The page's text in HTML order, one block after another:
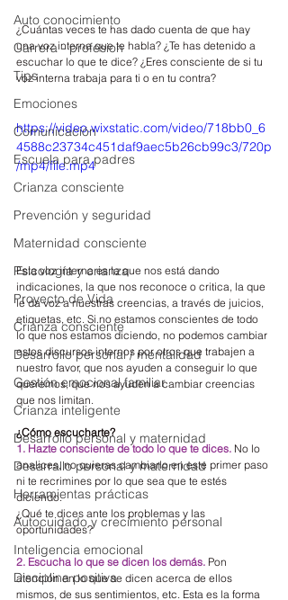
Auto conocimiento
Carrera - profesion
Tips
Emociones
Comunicación
Escuela para padres
Crianza consciente
Prevención y seguridad
Maternidad consciente
Psicología y crianza
Proyecto de Vida
Crianza consciente
Desarrollo personal / mentalidad
Gestión emocional familiar
Crianza inteligente
Desarrollo personal y maternidad
Desarrallo personal y maternidad
Herramientas prácticas
Autocuidado y crecimiento personal
Inteligencia emocional
Disciplina positiva
¿Cuántas veces te has dado cuenta de que hay
una voz interna que te habla? ¿Te has detenido a
escuchar lo que te dice? ¿Eres consciente de si tu
voz interna trabaja para ti o en tu contra?
https://video.wixstatic.com/video/718bb0_6
4588c23734c451daf9aec5b26cb99c3/720p
/mp4/file.mp4
Esta voz interna es la que nos está dando
indicaciones, la que nos reconoce o critica, la que
le da voz a nuestras creencias, a través de juicios,
etiquetas, etc. Si no estamos conscientes de todo
lo que nos estamos diciendo, no podemos cambiar
estos discursos internos por otros que trabajen a
nuestro favor, que nos ayuden a conseguir lo que
queremos, que nos ayuden a cambiar creencias
que nos limitan.
¿Cómo escucharte?
1. Hazte consciente de todo lo que te dices. No lo
analices, no quieras cambiarlo en este primer paso
ni te recrimines por lo que sea que te estés
diciendo.
¿Qué te dices ante los problemas y las
oportunidades?
2. Escucha lo que se dicen los demás. Pon
atención en lo que se dicen acerca de ellos
mismos, de sus sentimientos, etc. Esta es la forma